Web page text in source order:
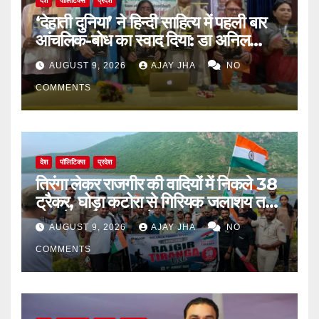
‘देहाती दुनिया’ ने हिन्दी साहित्य में पहली बार
आंचलिक-बोध का स्वाद दिया: डा अनिल
सुलभ
AUGUST 9, 2026 AJAY JHA NO
COMMENTS
देश पॉलिटिक्स प्रदेश
तिरंगा लेकर राजगीर की वादियों में निकले 38
ट्रैकर, घोड़ा कटोरा से गिरियक जलाशय तक
गूंजा देशभक्ति का संदेश
AUGUST 9, 2026 AJAY JHA NO
COMMENTS